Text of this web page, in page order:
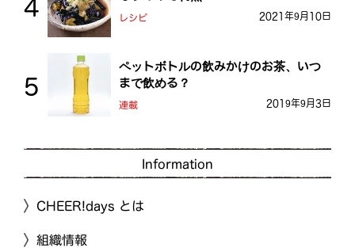
レシピ 2021年9月10日
ペットボトルの飲みかけのお茶、いつ
まで飲める？
連載 2019年9月3日
Information
CHEER!days とは
組織情報